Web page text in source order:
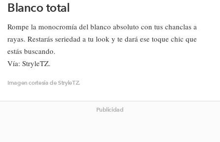
Blanco total
Rompe la monocromía del blanco absoluto con tus chanclas a
rayas. Restarás seriedad a tu look y te dará ese toque chic que
estás buscando.
Vía: StryleTZ.
Imagen cortesía de StryleTZ.
Publicidad